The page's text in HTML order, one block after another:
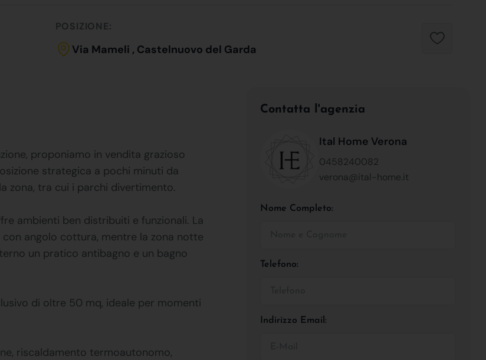
POSIZIONE:
Via Mameli , Castelnuovo del Garda
proponiamo in vendita grazioso
strategica a pochi minuti da
zona, tra cui i parchi divertimento.
ambienti ben distribuiti e funzionali. La
angolo cottura, mentre la zona notte
un pratico antibagno e un bagno
di oltre 50 mq, ideale per momenti
riscaldamento termoautonomo,
Contatta l'agenzia
Ital Home Verona
0458240082
verona@ital-home.it
Nome Completo:
Telefono:
Indirizzo Email: